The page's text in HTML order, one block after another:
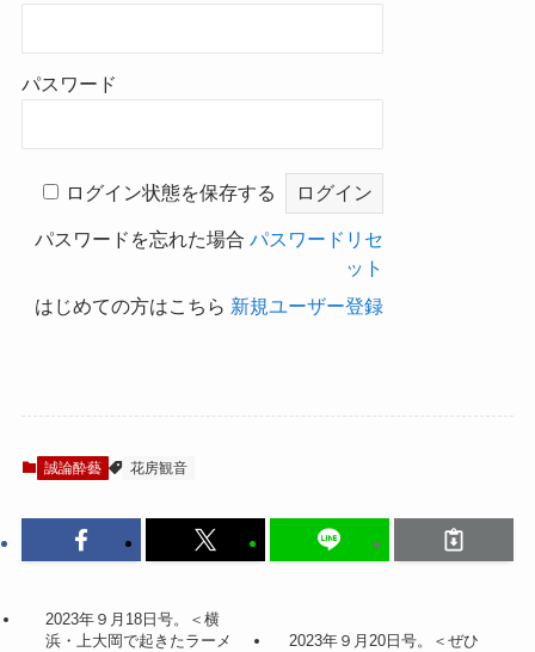
パスワード
ログイン状態を保存する
パスワードを忘れた場合 パスワードリセ
ット
はじめての方はこちら 新規ユーザー登録
誠論酔藝 花房観音
2023年９月18日号。＜横
浜・上大岡で起きたラーメ
2023年９月20日号。＜ぜひ